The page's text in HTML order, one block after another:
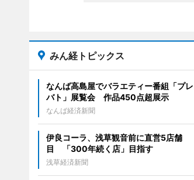
みん経トピックス
なんば高島屋でバラエティー番組「プレ
バト」展覧会 作品450点超展示
なんば経済新聞
伊良コーラ、浅草観音前に直営5店舗
目 「300年続く店」目指す
浅草経済新聞